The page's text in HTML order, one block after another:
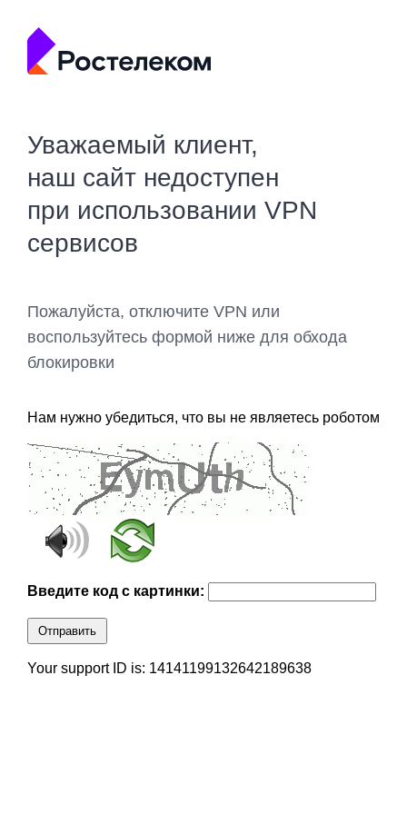
Уважаемый клиент,
наш сайт недоступен
при использовании VPN
сервисов
Пожалуйста, отключите VPN или
воспользуйтесь формой ниже для обхода
блокировки
Нам нужно убедиться, что вы не являетесь роботом
Введите код с картинки:
Отправить
Your support ID is: 14141199132642189638